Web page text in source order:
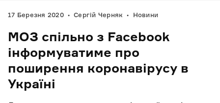
17 Березня 2020 Сергій Черняк Новини
МОЗ спільно з Facebook
інформуватиме про
поширення коронавірусу в
Україні